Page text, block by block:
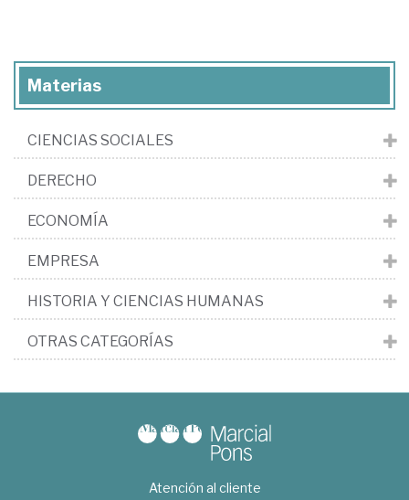
Materias
CIENCIAS SOCIALES
DERECHO
ECONOMÍA
EMPRESA
HISTORIA Y CIENCIAS HUMANAS
OTRAS CATEGORÍAS
Atención al cliente